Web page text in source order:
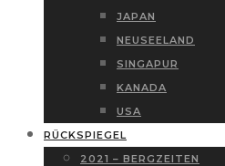
JAPAN
NEUSEELAND
SINGAPUR
KANADA
USA
RÜCKSPIEGEL
2021 – BERGZEITEN